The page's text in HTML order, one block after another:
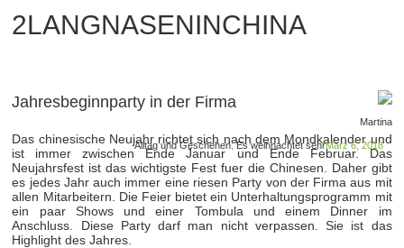
2LANGNASENINCHINA
Jahresbeginnparty in der Firma
Martina
März 6, 2018
Alltag und Geschehen,Es weihnachtet sehr
Das chinesische Neujahr richtet sich nach dem Mondkalender und
ist immer zwischen Ende Januar und Ende Februar. Das
Neujahrsfest ist das wichtigste Fest fuer die Chinesen. Daher gibt
es jedes Jahr auch immer eine riesen Party von der Firma aus mit
allen Mitarbeitern. Die Feier bietet ein Unterhaltungsprogramm mit
ein paar Shows und einer Tombula und einem Dinner im
Anschluss. Diese Party darf man nicht verpassen. Sie ist das
Highlight des Jahres.